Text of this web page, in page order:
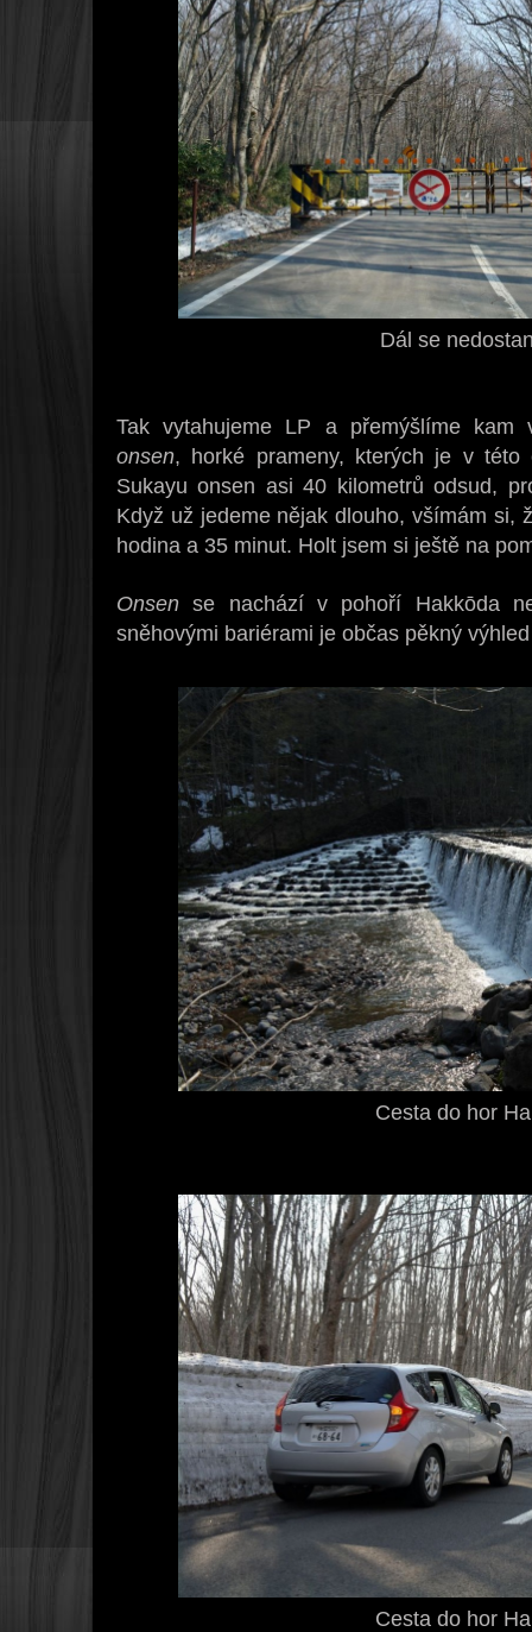
Dál se
Tak vytahujeme LP a přemýšlíme kam
onsen, horké prameny, kterých je v této
Sukayu onsen asi 40 kilometrů odsud,
Když už jedeme nějak dlouho, všímám si,
hodina a 35 minut. Holt jsem si ještě na
Onsen se nachází v pohoří Hakkōda
sněhovými bariérami je občas pěkný
Cesta do hor
Cesta do hor